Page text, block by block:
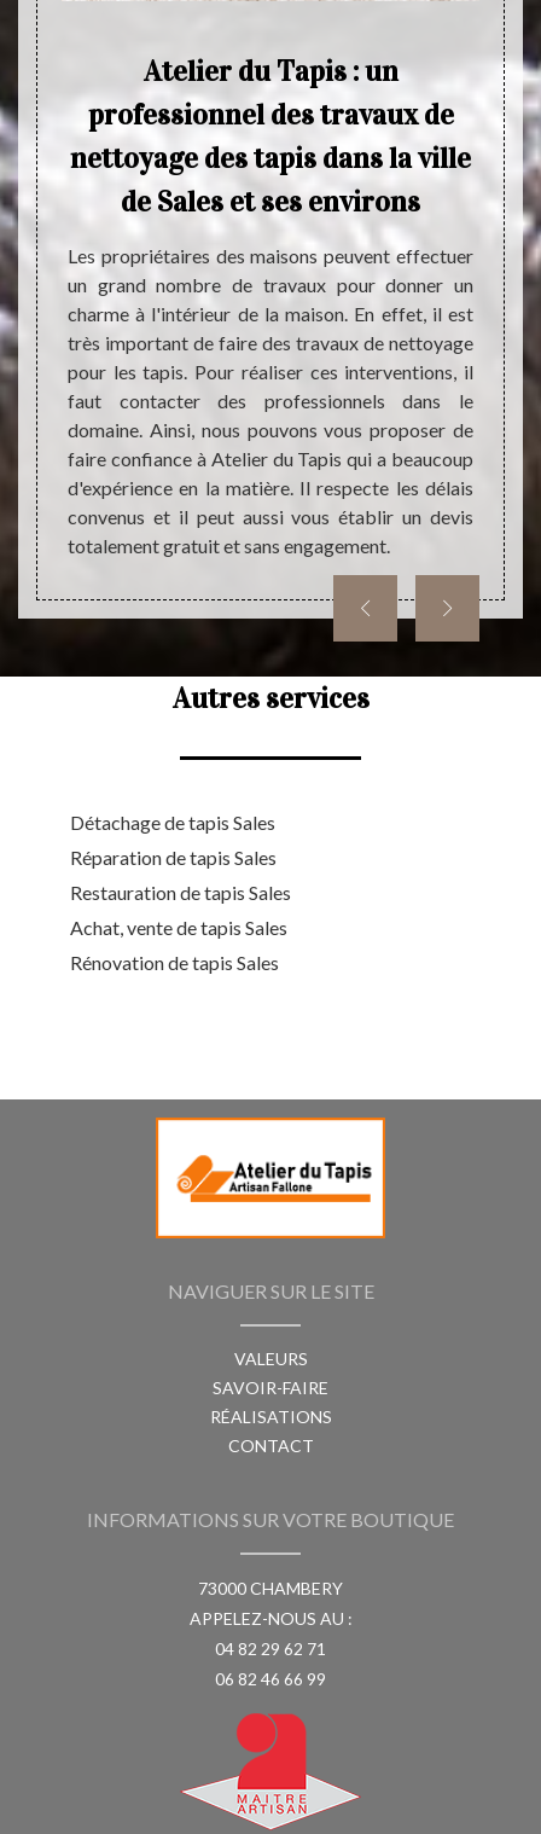
très
à
du
ne
il
Atelier du Tapis : un
professionnel des travaux de
nettoyage des tapis dans la ville
de Sales et ses environs
Les propriétaires des maisons peuvent effectuer
un grand nombre de travaux pour donner un
charme à l'intérieur de la maison. En effet, il est
très important de faire des travaux de nettoyage
pour les tapis. Pour réaliser ces interventions, il
faut contacter des professionnels dans le
domaine. Ainsi, nous pouvons vous proposer de
faire confiance à Atelier du Tapis qui a beaucoup
d'expérience en la matière. Il respecte les délais
convenus et il peut aussi vous établir un devis
totalement gratuit et sans engagement.
de
du
type
très
Autres services
Détachage de tapis Sales
Réparation de tapis Sales
Restauration de tapis Sales
Achat, vente de tapis Sales
Rénovation de tapis Sales
NAVIGUER SUR LE SITE
VALEURS
SAVOIR-FAIRE
RÉALISATIONS
CONTACT
INFORMATIONS SUR VOTRE BOUTIQUE
73000 CHAMBERY
APPELEZ-NOUS AU :
04 82 29 62 71
06 82 46 66 99